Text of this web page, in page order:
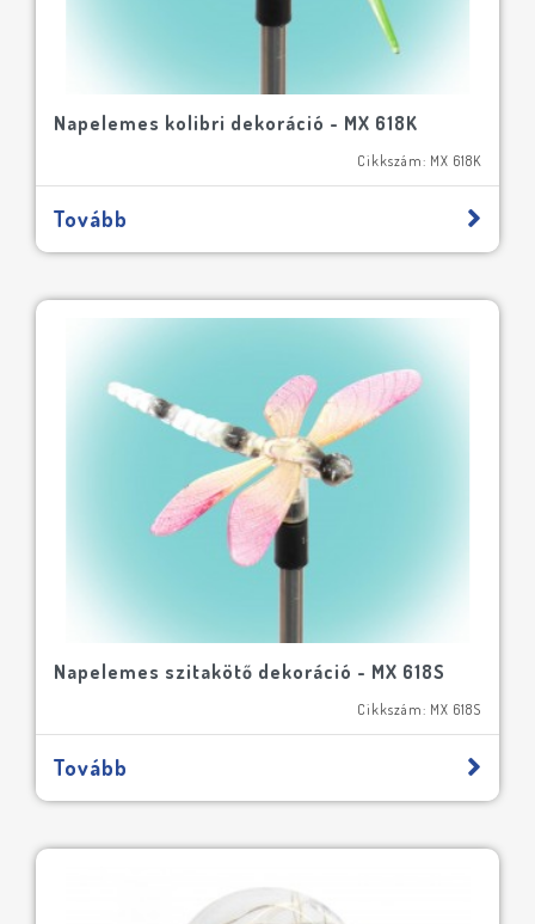
Napelemes kolibri dekoráció - MX 618K
Cikkszám: MX 618K
Tovább
Napelemes szitakötő dekoráció - MX 618S
Cikkszám: MX 618S
Tovább